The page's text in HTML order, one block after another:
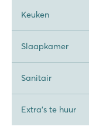
Keuken
Slaapkamer
Sanitair
Extra's te huur